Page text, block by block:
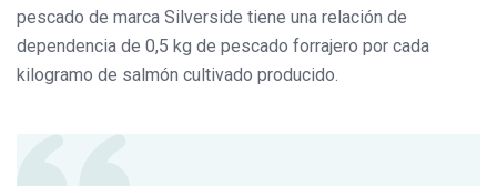
pescado de marca Silverside tiene una relación de
dependencia de 0,5 kg de pescado forrajero por cada
kilogramo de salmón cultivado producido.